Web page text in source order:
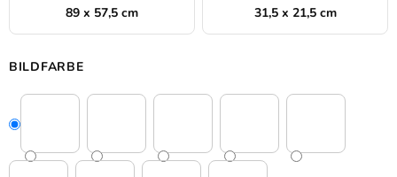
89 x 57,5 cm 31,5 x 21,5 cm
BILDFARBE